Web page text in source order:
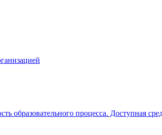
образовательного процесса. Доступная